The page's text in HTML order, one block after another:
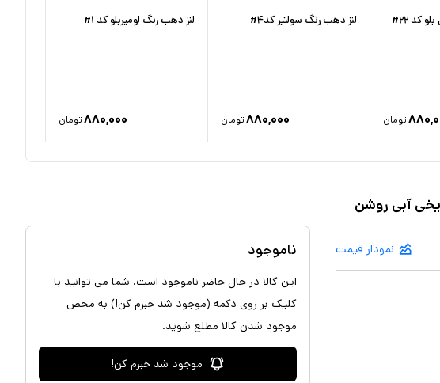
کد ۲۲#
تومان
لنز دهب رنگ سولتیر کد۴#
۸۸۰,۰۰۰تومان
لنز دهب رنگ لومیربلو کد ۱#
۸۸۰,۰۰۰تومان
نمودار قیمت ناموجود
این کالا در حال حاضر ناموجود است. شما می توانید با
کلیک بر روی دکمه (موجود شد خبرم کن!) به محض
موجود شدن کالا مطلع شوید.
موجود شد خبرم کن!